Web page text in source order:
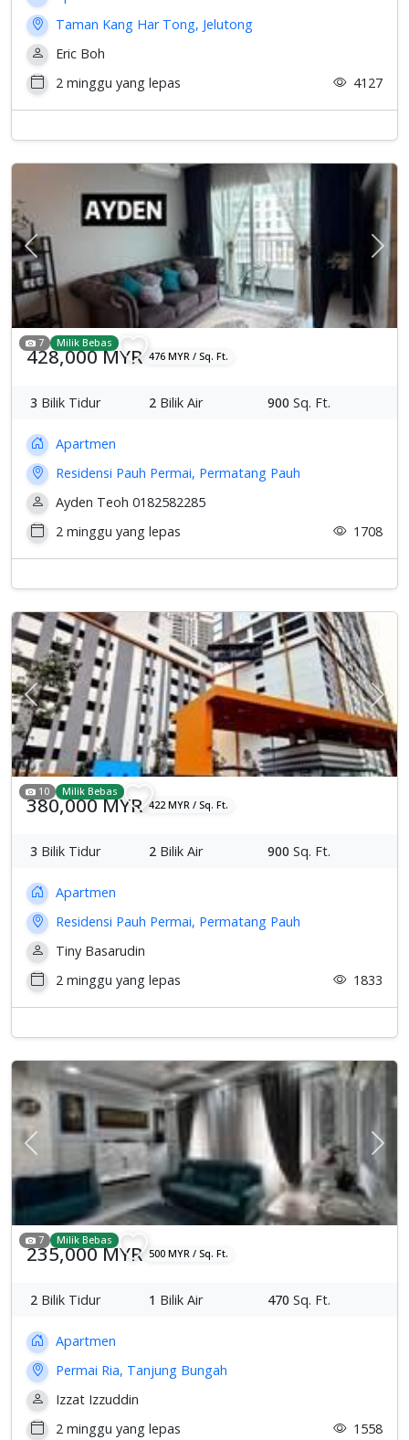
Taman Kang Har Tong, Jelutong
Eric Boh
2 minggu yang lepas
4127
Previous
7 Milik Bebas
428,000 MYR 476 MYR / Sq. Ft.
3 Bilik Tidur 2 Bilik Air 900 Sq. Ft.
Apartmen
Residensi Pauh Permai, Permatang Pauh
Ayden Teoh 0182582285
2 minggu yang lepas
1708
Previous
10 Milik Bebas
380,000 MYR 422 MYR / Sq. Ft.
3 Bilik Tidur 2 Bilik Air 900 Sq. Ft.
Apartmen
Residensi Pauh Permai, Permatang Pauh
Tiny Basarudin
2 minggu yang lepas
1833
Previous
7 Milik Bebas
235,000 MYR 500 MYR / Sq. Ft.
2 Bilik Tidur 1 Bilik Air 470 Sq. Ft.
Apartmen
Permai Ria, Tanjung Bungah
Izzat Izzuddin
2 minggu yang lepas
1558